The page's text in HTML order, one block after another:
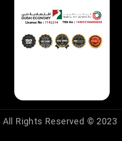
2023 ©
All Rights Reserved.